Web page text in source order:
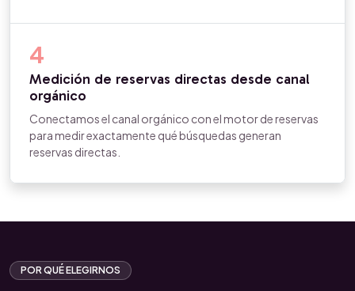
4
Medición de reservas directas desde canal
orgánico
Conectamos el canal orgánico con el motor de reservas
para medir exactamente qué búsquedas generan
reservas directas.
POR QUÉ ELEGIRNOS